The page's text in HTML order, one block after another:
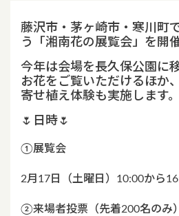
藤沢市・茅ヶ崎市・寒川町
う「湘南花の展覧会」を開
今年は会場を長久保公園に
お花をご覧いただけるほか
寄せ植え体験も実施します。
🌷日時🌷
①展覧会
2月17日（土曜日）10:00から
②来場者投票（先着200名のみ）